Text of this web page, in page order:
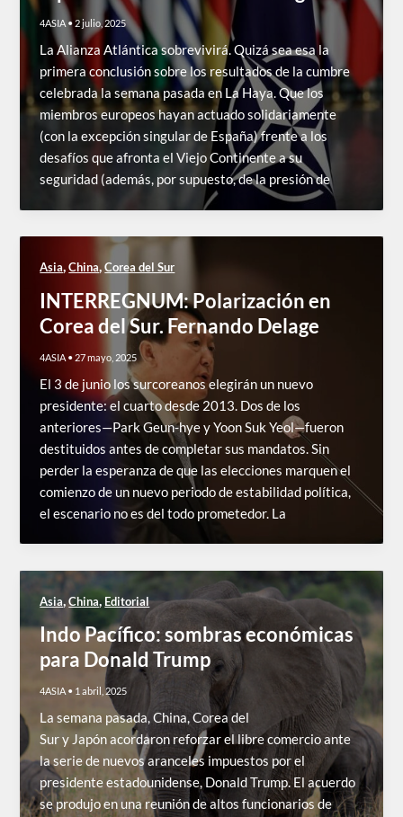
4ASIA • 2 julio, 2025
La Alianza Atlántica sobrevivirá. Quizá sea esa la
primera conclusión sobre los resultados de la cumbre
celebrada la semana pasada en La Haya. Que los
miembros europeos hayan actuado solidariamente
(con la excepción singular de España) frente a los
desafíos que afronta el Viejo Continente a su
seguridad (además, por supuesto, de la presión de
Asia,China,Corea del Sur
INTERREGNUM: Polarización en
Corea del Sur. Fernando Delage
4ASIA • 27 mayo, 2025
El 3 de junio los surcoreanos elegirán un nuevo
presidente: el cuarto desde 2013. Dos de los
anteriores—Park Geun-hye y Yoon Suk Yeol—fueron
destituidos antes de completar sus mandatos. Sin
perder la esperanza de que las elecciones marquen el
comienzo de un nuevo periodo de estabilidad política,
el escenario no es del todo prometedor. La
Asia,China,Editorial
Indo Pacífico: sombras económicas
para Donald Trump
4ASIA • 1 abril, 2025
La semana pasada, China, Corea del
Sur y Japón acordaron reforzar el libre comercio ante
la serie de nuevos aranceles impuestos por el
presidente estadounidense, Donald Trump. El acuerdo
se produjo en una reunión de altos funcionarios de